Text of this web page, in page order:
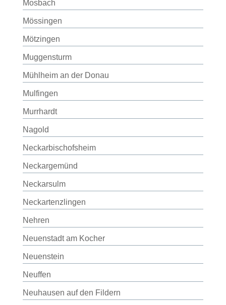
Mosbach
Mössingen
Mötzingen
Muggensturm
Mühlheim an der Donau
Mulfingen
Murrhardt
Nagold
Neckarbischofsheim
Neckargemünd
Neckarsulm
Neckartenzlingen
Nehren
Neuenstadt am Kocher
Neuenstein
Neuffen
Neuhausen auf den Fildern